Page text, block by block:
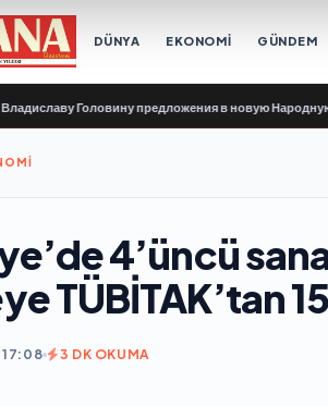
DÜNYA EKONOMİ GÜNDEM
Головину предложения в новую Народную
4’üncü
TÜBİTAK’tan
17:08 3 DK OKUMA